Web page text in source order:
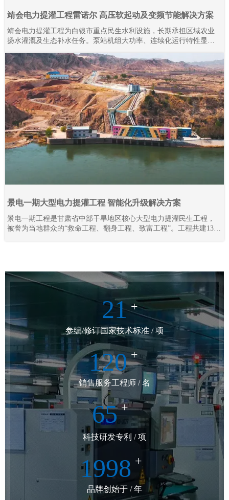
靖会电力提灌工程雷诺尔 高压软起动及变频节能解决方案
靖会电力提灌工程为白银市重点民生水利设施，长期承担区域农业
扬水灌溉及生态补水任务。泵站机组大功率、连续化运行特性显
全域规模化应用上海雷诺尔高压产品，目前现场部署高压软起动柜
80余台、高压变频器20余台，设备分阶段投运、迭代升级。2015年
至今批量接入高压产品，全系列设备经长期工况验证，运行状态稳
定可靠。
景电一期大型电力提灌工程 智能化升级解决方案
景电一期工程是甘肃省中部干旱地区核心大型电力提灌民生工程，
被誉为当地群众的“救命工程、翻身工程、致富工程”。工程共建13座
21 +
参编/修订国家技术标准 / 项
120 +
销售服务工程师 / 名
65 +
科技研发专利 / 项
1998 +
品牌创始于 / 年